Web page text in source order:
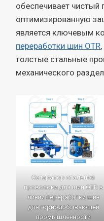
обеспечивает чистый
оптимизированную
является ключевым
переработки шин OTR
толстые стальные
механического
Сепаратор стальной
проволоки для шин OTR в
линии переработки шин
для горнодобывающей
промышленности